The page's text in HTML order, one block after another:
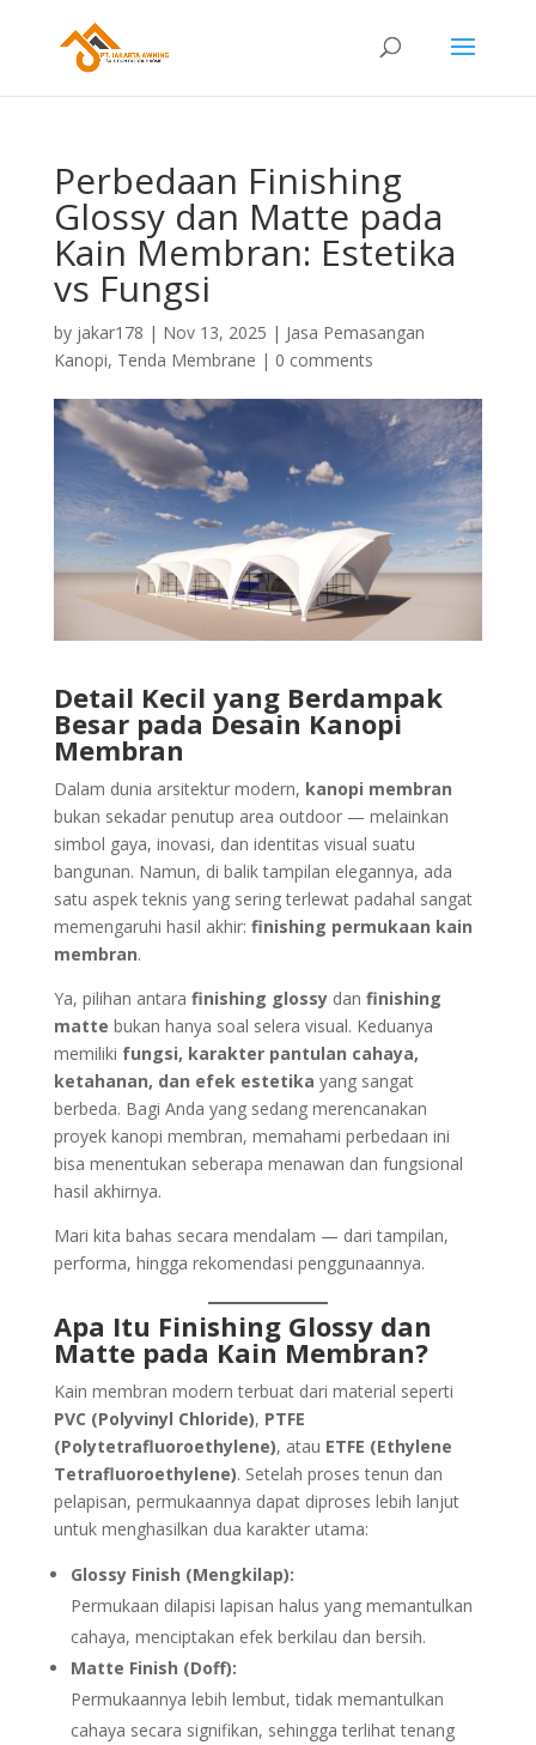
Perbedaan Finishing
Glossy dan Matte pada
Kain Membran: Estetika
vs Fungsi
by jakar178 | Nov 13, 2025 | Jasa Pemasangan
Kanopi, Tenda Membrane | 0 comments
Detail Kecil yang Berdampak
Besar pada Desain Kanopi
Membran
Dalam dunia arsitektur modern, kanopi membran
bukan sekadar penutup area outdoor — melainkan
simbol gaya, inovasi, dan identitas visual suatu
bangunan. Namun, di balik tampilan elegannya, ada
satu aspek teknis yang sering terlewat padahal sangat
memengaruhi hasil akhir: finishing permukaan kain
membran.
Ya, pilihan antara finishing glossydan finishing
matte bukan hanya soal selera visual. Keduanya
memiliki fungsi, karakter pantulan cahaya,
ketahanan, dan efek estetika yang sangat
berbeda. Bagi Anda yang sedang merencanakan
proyek kanopi membran, memahami perbedaan ini
bisa menentukan seberapa menawan dan fungsional
hasil akhirnya.
Mari kita bahas secara mendalam — dari tampilan,
performa, hingga rekomendasi penggunaannya.
Apa Itu Finishing Glossy dan
Matte pada Kain Membran?
Kain membran modern terbuat dari material seperti
PVC (Polyvinyl Chloride), PTFE
(Polytetrafluoroethylene), atau ETFE (Ethylene
Tetrafluoroethylene). Setelah proses tenun dan
pelapisan, permukaannya dapat diproses lebih lanjut
untuk menghasilkan dua karakter utama:
Glossy Finish (Mengkilap):
Permukaan dilapisi lapisan halus yang memantulkan
cahaya, menciptakan efek berkilau dan bersih.
Matte Finish (Doff):
Permukaannya lebih lembut, tidak memantulkan
cahaya secara signifikan, sehingga terlihat tenang